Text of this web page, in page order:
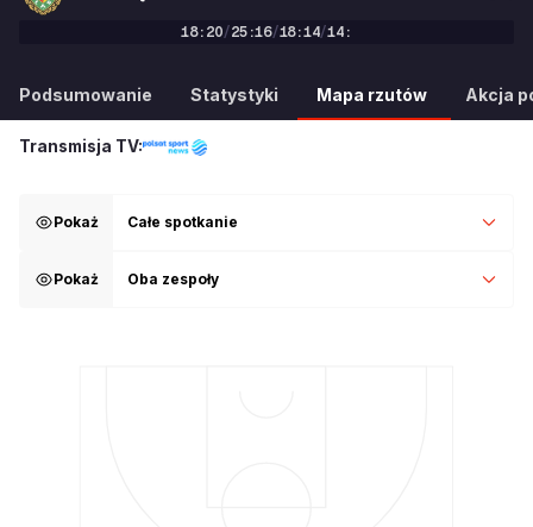
18: 20/25:16/18:14/14:
75:84
Podsumowanie Statystyki Mapa rzutów Akcja
Transmisja TV:
Pokaż Całe spotkanie
Pokaż Oba zespoły